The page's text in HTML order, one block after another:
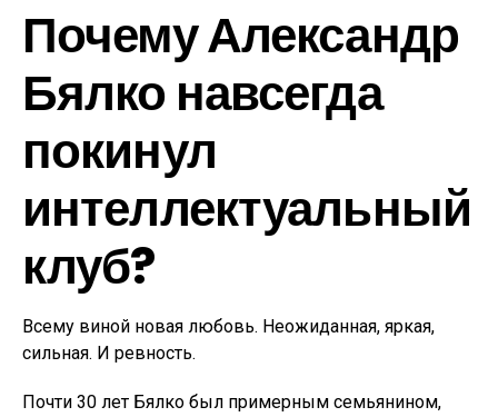
Почему Александр
Бялко навсегда
покинул
интеллектуальный
клуб?
Всему виной новая любовь. Неожиданная, яркая,
сильная. И ревность.
Почти 30 лет Бялко был примерным семьянином,